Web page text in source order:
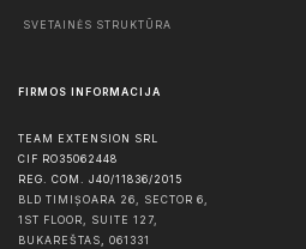
SVETAINĖS STRUKTŪRA
FIRMOS INFORMACIJA
TEAM EXTENSION SRL
CIF RO35062448
REG. COM. J40/11836/2015
BLD TIMIȘOARA 26, SECTOR 6,
1ST FLOOR, SUITE 127,
BUKAREŠTAS, 061331